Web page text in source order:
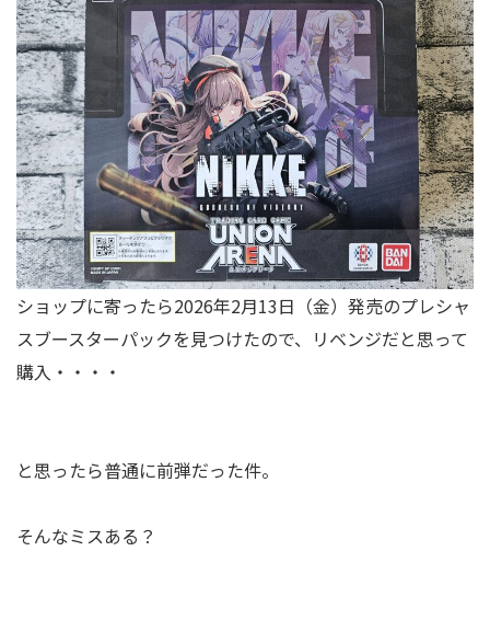
ショップに寄ったら2026年2月13日（金）発売のプレシャ
スブースターパックを見つけたので、リベンジだと思って
購入・・・・
と思ったら普通に前弾だった件。
そんなミスある？